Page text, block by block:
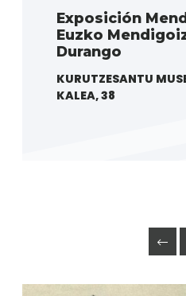
Exposición
Euzko
Durango
KURUTZESANTU
KALEA, 38